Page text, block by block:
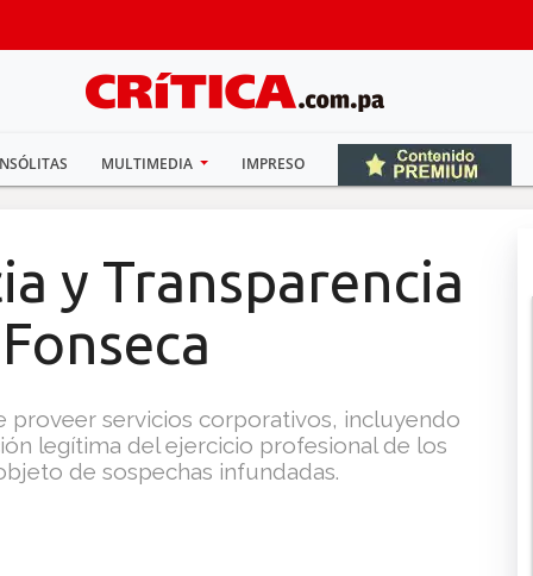
MULTIMEDIA IMPRESO
y Transparencia
proveer servicios corporativos, incluyendo
legítima del ejercicio profesional de los
de sospechas infundadas.